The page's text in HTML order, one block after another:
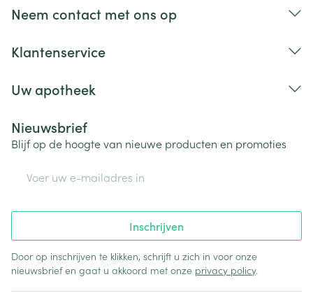
Neem contact met ons op
Klantenservice
Uw apotheek
Nieuwsbrief
Blijf op de hoogte van nieuwe producten en promoties
Inschrijven
Door op inschrijven te klikken, schrijft u zich in voor onze
nieuwsbrief en gaat u akkoord met onze privacy policy.